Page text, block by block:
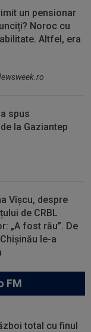
un pensionar
Noroc cu
Altfel, era
spus
la Gaziantep
Vîșcu, despre
de CRBL
„A fost rău”. De
le-a
FM
total cu finul